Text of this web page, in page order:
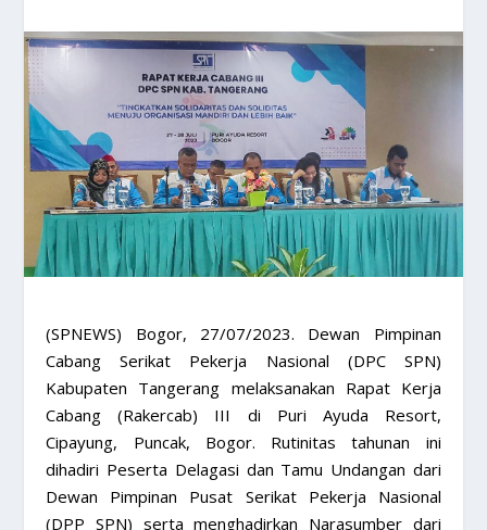
(SPNEWS) Bogor, 27/07/2023. Dewan Pimpinan
Cabang Serikat Pekerja Nasional (DPC SPN)
Kabupaten Tangerang melaksanakan Rapat Kerja
Cabang (Rakercab) III di Puri Ayuda Resort,
Cipayung, Puncak, Bogor. Rutinitas tahunan ini
dihadiri Peserta Delagasi dan Tamu Undangan dari
Dewan Pimpinan Pusat Serikat Pekerja Nasional
(DPP SPN) serta menghadirkan Narasumber dari